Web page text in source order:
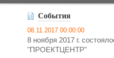
События
08.11.2017 00:00:00
8 ноября 2017 г.
"ПРОЕКТЦЕНТР"